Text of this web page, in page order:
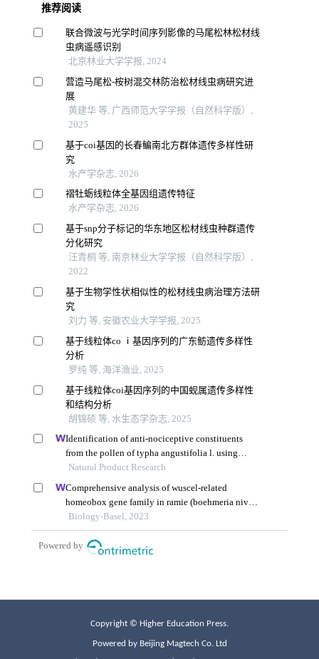
Copyright © Higher Education Press.
Powered by Beijing Magtech Co. Ltd